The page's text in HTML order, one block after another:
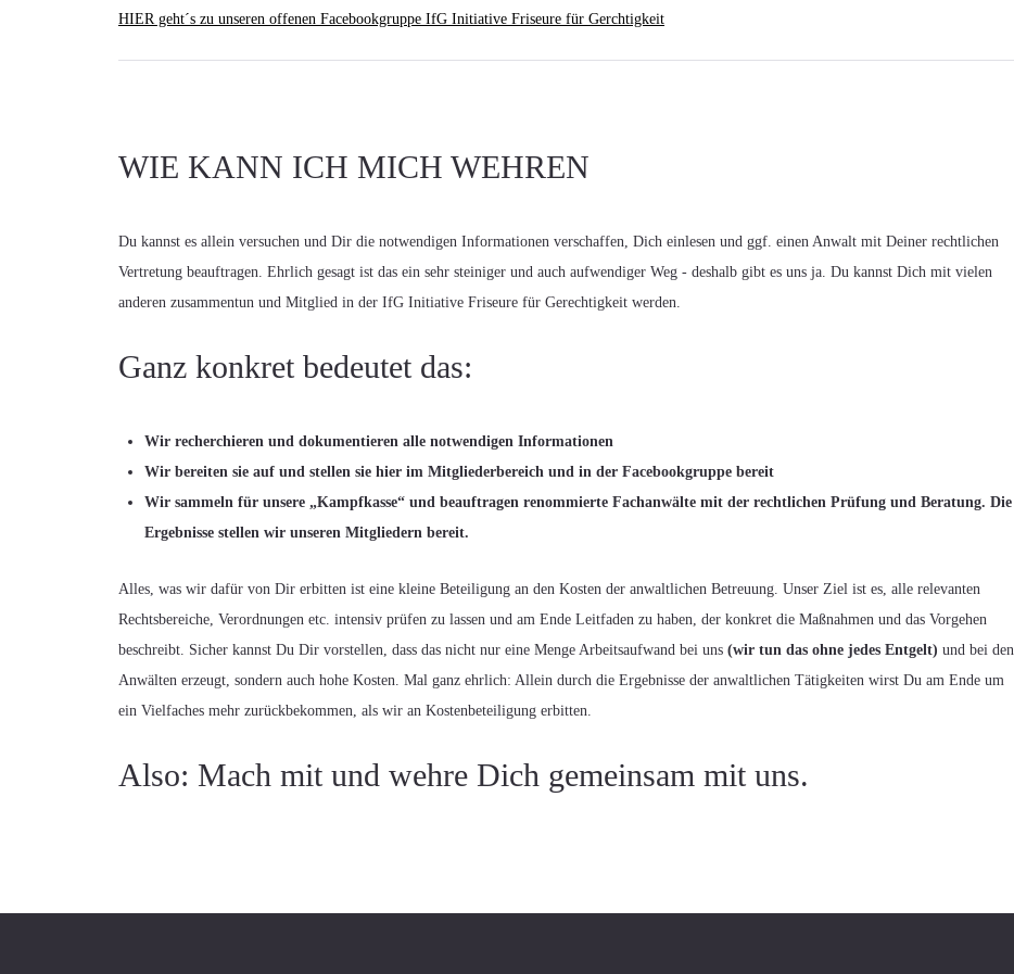
HIER geht´s zu unseren offenen Facebookgruppe IfG Initiative Friseure für Gerchtigkeit
WIE KANN ICH MICH WEHREN
Du kannst es allein versuchen und Dir die notwendigen Informationen verschaffen, Dich einlesen und ggf. einen Anwalt mit Deiner rechtlichen
Vertretung beauftragen. Ehrlich gesagt ist das ein sehr steiniger und auch aufwendiger Weg - deshalb gibt es uns ja. Du kannst Dich mit vielen
anderen zusammentun und Mitglied in der IfG Initiative Friseure für Gerechtigkeit werden.
Ganz konkret bedeutet das:
Wir recherchieren und dokumentieren alle notwendigen Informationen
Wir bereiten sie auf und stellen sie hier im Mitgliederbereich und in der Facebookgruppe bereit
Wir sammeln für unsere „Kampfkasse“ und beauftragen renommierte Fachanwälte mit der rechtlichen Prüfung und Beratung. Die
Ergebnisse stellen wir unseren Mitgliedern bereit.
Alles, was wir dafür von Dir erbitten ist eine kleine Beteiligung an den Kosten der anwaltlichen Betreuung. Unser Ziel ist es, alle relevanten
Rechtsbereiche, Verordnungen etc. intensiv prüfen zu lassen und am Ende Leitfaden zu haben, der konkret die Maßnahmen und das Vorgehen
beschreibt. Sicher kannst Du Dir vorstellen, dass das nicht nur eine Menge Arbeitsaufwand bei uns (wir tun das ohne jedes Entgelt) und bei den
Anwälten erzeugt, sondern auch hohe Kosten. Mal ganz ehrlich: Allein durch die Ergebnisse der anwaltlichen Tätigkeiten wirst Du am Ende um
ein Vielfaches mehr zurückbekommen, als wir an Kostenbeteiligung erbitten.
Also: Mach mit und wehre Dich gemeinsam mit uns.